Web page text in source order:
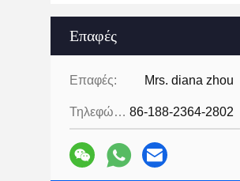
Επαφές
Επαφές: Mrs. diana zhou
Τηλεφώνημα: 86-188-2364-2802